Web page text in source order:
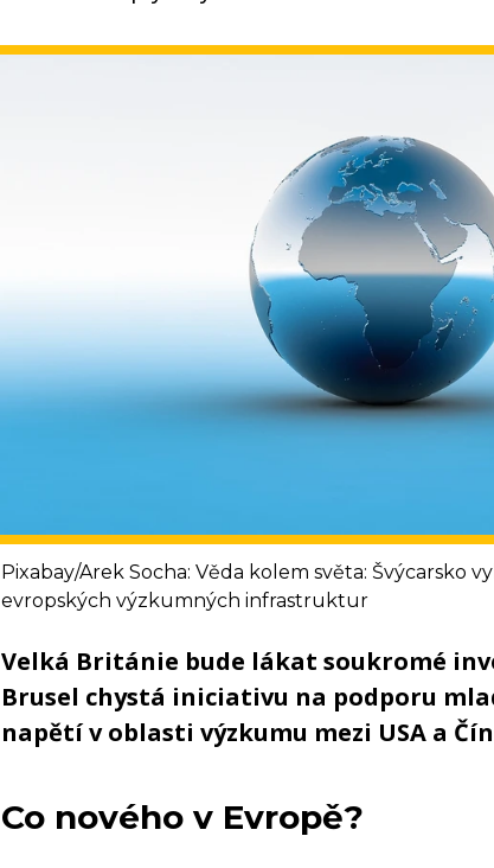
Pixabay/Arek Socha: Věda kolem světa: Švýcarsko
evropských výzkumných infrastruktur
Velká Británie bude lákat soukromé
Brusel chystá iniciativu na podporu
napětí v oblasti výzkumu mezi USA a
Co nového v Evropě?